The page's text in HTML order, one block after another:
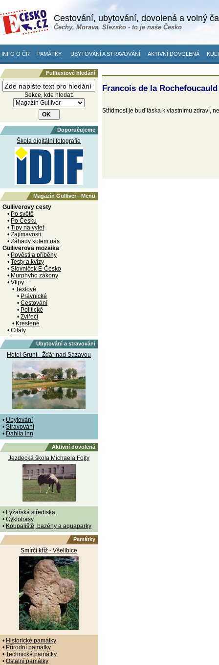
Cestování, ubytování, dovolená a volný
Čechy, Morava, Slezsko - to je naše Česko
INFO O ČR PAMÁTKY UBYTOVÁNÍ A STRAVOVÁNÍ AKTIVNÍ DOVOLENÁ
Fulltextové hledání
Sekce, kde hledat:
Doporučujeme
Škola digitální fotografie
Magazín Gulliver - Menu
Gulliverovy cesty
• Po světě
• Po Česku
• Tipy na výlet
• Zajímavosti
• Záhady kolem nás
Gulliverova mozaika
• Pověsti a příběhy
• Testy a kvízy
• Slovníček E-Česko
• Murphyho zákony
• Vtipy
• Textové
• Právnické
• Cestování
• Politické
• Zvířecí
• Kreslené
• Citáty
Ubytování a stravování
Hotel Grunt - Žďár nad Sázavou
• Ubytování
• Stravování
• Dahlia Inn
Aktivní dovolená
Jezdecká škola Michaela Fojty
• Lyžařská střediska
• Cyklotrasy
• Koupaliště, bazény a aquaparky
Památky
Smírčí kříž - Všelibice
• Historické památky
• Přírodní památky
• Technické památky
• Ostatní památky
Francois de la Rochefoucauld
Střídmost je buď láska k vlastnímu zdraví,